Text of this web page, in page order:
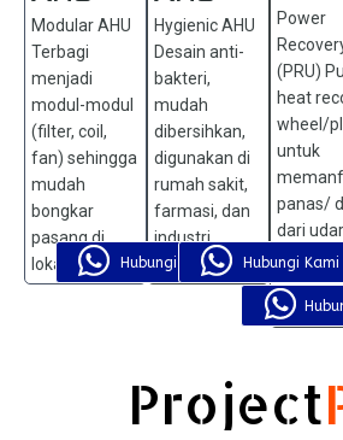
Modular AHU
Terbagi
menjadi
modul-modul
(filter, coil,
fan) sehingga
mudah
bongkar
pasang di
lokasi sempit.Hubungi Kami
Hygienic AHU
Desain anti-
bakteri,
mudah
dibersihkan,
digunakan di
rumah sakit,
farmasi, dan
industri
makanan.
Hubungi Kami
Power
(PRU)
heat
wheel/
untuk
panas/
dari
buangan.
Project